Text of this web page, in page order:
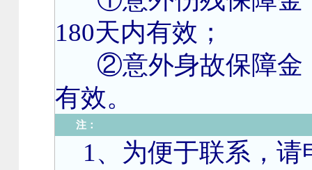
180天内有效；
②意外身故保障金
有效。
注：
1、为便于联系，